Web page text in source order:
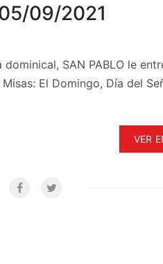
09/2021
SAN PABLO le
El Domingo, Día del
VER